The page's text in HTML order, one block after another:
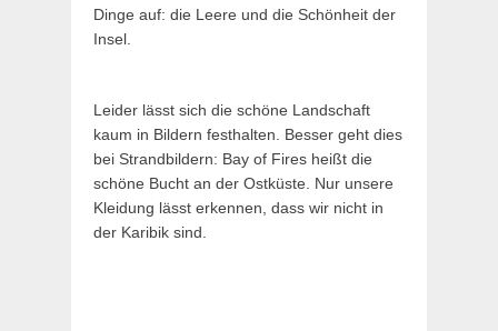
Dinge auf: die Leere und die Schönheit der
Insel.
Leider lässt sich die schöne Landschaft
kaum in Bildern festhalten. Besser geht dies
bei Strandbildern: Bay of Fires heißt die
schöne Bucht an der Ostküste. Nur unsere
Kleidung lässt erkennen, dass wir nicht in
der Karibik sind.